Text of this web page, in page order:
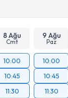
8 Ağu
Cmt
9 Ağu
Paz
10:00
10:45
11:30
10:00
10:45
11:30